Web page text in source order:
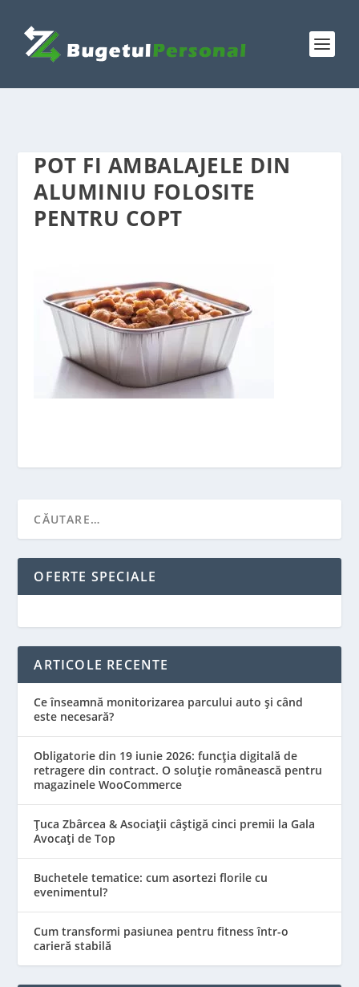
POT FI AMBALAJELE DIN
ALUMINIU FOLOSITE
PENTRU COPT
OFERTE SPECIALE
ARTICOLE RECENTE
Ce înseamnă monitorizarea parcului auto și când
este necesară?
Obligatorie din 19 iunie 2026: funcția digitală de
retragere din contract. O soluție românească pentru
magazinele WooCommerce
Țuca Zbârcea & Asociații câștigă cinci premii la Gala
Avocați de Top
Buchetele tematice: cum asortezi florile cu
evenimentul?
Cum transformi pasiunea pentru fitness într-o
carieră stabilă